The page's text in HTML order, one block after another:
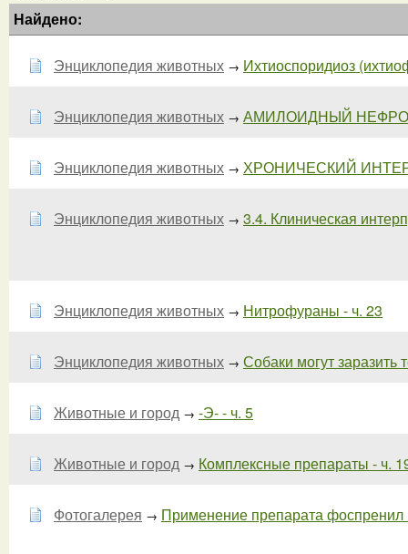
Найдено:
Энциклопедия животных → Ихтиоспоридиоз
Энциклопедия животных → АМИЛОИДНЫЙ
Энциклопедия животных → ХРОНИЧЕСКИЙ
Энциклопедия животных → 3.4. Клиническая
Энциклопедия животных → Нитрофураны - ч. 23
Энциклопедия животных → Собаки могут заразить
Животные и город → -Э- - ч. 5
Животные и город → Комплексные препараты - ч.
Фотогалерея → Применение препарата